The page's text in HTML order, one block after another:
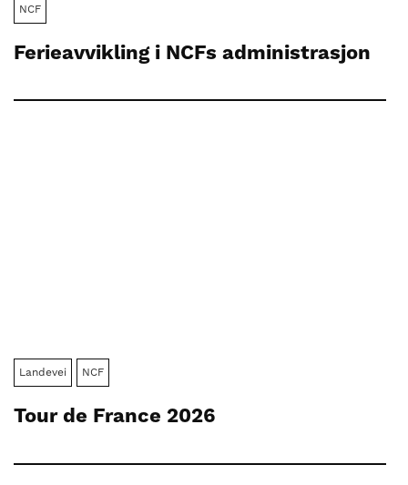
NCF
Ferieavvikling i NCFs administrasjon
Landevei NCF
Tour de France 2026